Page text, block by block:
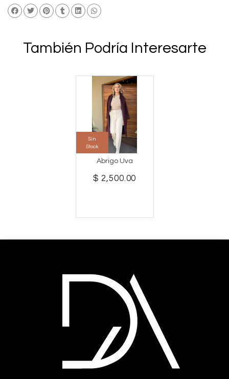
También Podría Interesarte
Sin
Stock
Abrigo Uva
$ 2,500.00